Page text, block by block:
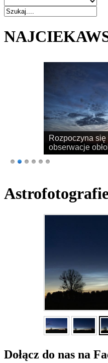
Rozpoczyna się
obserwacje
Dołącz do nas na